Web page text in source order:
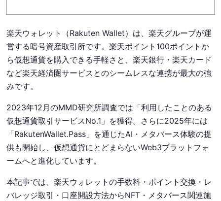
楽天ウォレット（Rakuten Wallet）は、楽天グループが運
営する暗号資産取引所です。楽天ポイント100ポイントか
ら仮想通貨を購入できる手軽さと、楽天銀行・楽天カード
など楽天経済圏サービスとのシームレスな連携が最大の強
みです。
2023年12月のMMD研究所調査では「利用したことのある
仮想通貨取引サービスNo.1」を獲得。さらに2025年には
「RakutenWallet.Pass」を通じたAI・メタバース体験の提
供も開始し、仮想通貨にとどまらないWeb3プラットフォ
ームへと進化しています。
本記事では、楽天ウォレットの手数料・ポイント交換・レ
バレッジ取引・口座開設方法からNFT・メタバース関連施